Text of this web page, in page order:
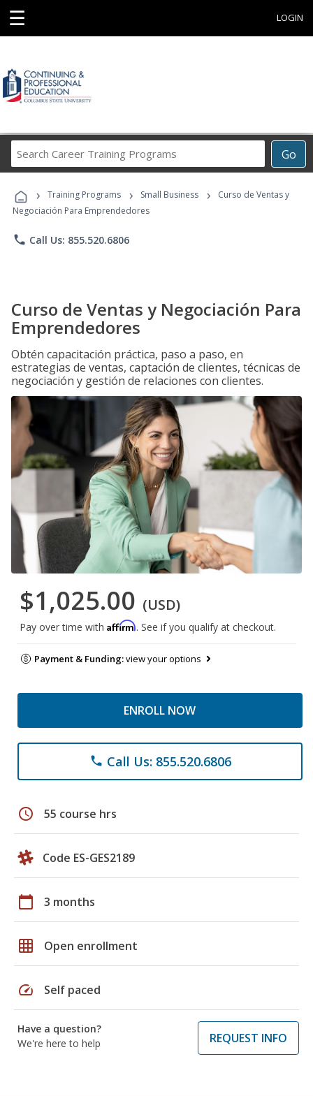
☰ LOGIN
Go
Career
Programs
› Training Programs › Small Business ›
Curso de Ventas y
Negociación Para Emprendedores
phone Call Us: 855.520.6806
Curso de Ventas y Negociación Para
Emprendedores
Obtén capacitación práctica, paso a paso, en
estrategias de ventas, captación de clientes, técnicas de
negociación y gestión de relaciones con clientes.
$1,025.00 (USD)
Pay over time with Affirm. See if you qualify at checkout.
Payment & Funding:view your options
ENROLL NOW
phone Call Us: 855.520.6806
schedule 55 course hrs
Code ES-GES2189
calendar_today 3 months
grid_on Open enrollment
speed Self paced
Have a question?
We're here to help
REQUEST INFO